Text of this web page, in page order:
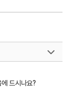
드시나요?